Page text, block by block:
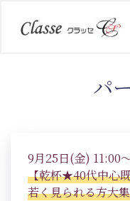
パ
9月25日(金) 11:00
【乾杯★40代中心
若く見られる方大